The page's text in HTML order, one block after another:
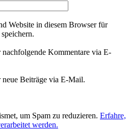
Website in diesem Browser für
Kommentare via E-
Beiträge via E-Mail.
um Spam zu reduzieren. Erfahre,
werden.